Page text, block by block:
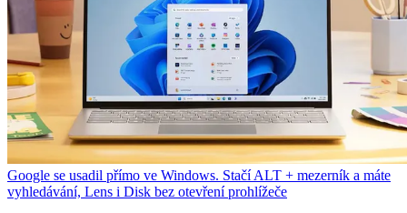
Google se usadil přímo ve Windows. Stačí ALT + mezerník a máte
vyhledávání, Lens i Disk bez otevření prohlížeče